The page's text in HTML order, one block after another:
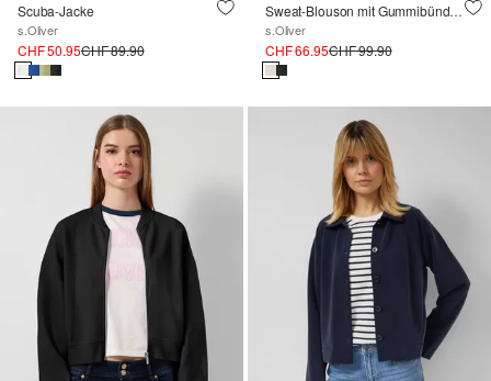
Scuba-Jacke
s.Oliver
CHF 50.95CHF 89.90
Sweat-Blouson mit Gummibündchen
s.Oliver
CHF 66.95CHF 99.90